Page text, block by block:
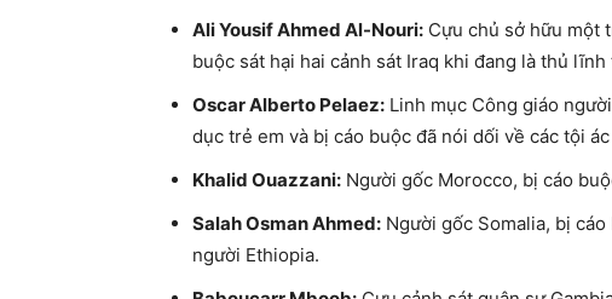
Ali Yousif Ahmed Al-Nouri: Cựu chủ sở hữu một
buộc sát hại hai cảnh sát Iraq khi đang là thủ
Oscar Alberto Pelaez: Linh mục Công giáo
dục trẻ em và bị cáo buộc đã nói dối về các tội
Khalid Ouazzani: Người gốc Morocco, bị cáo
Salah Osman Ahmed: Người gốc Somalia, bị
người Ethiopia.